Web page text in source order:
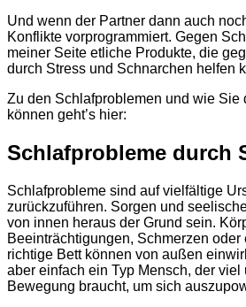
Und wenn der Partner dann auch
Konflikte vorprogrammiert. Gegen
meiner Seite etliche Produkte, die
durch Stress und Schnarchen helfen
Zu den Schlafproblemen und wie Sie
können geht’s hier:
Schlafprobleme durch
Schlafprobleme sind auf vielfältige
zurückzuführen. Sorgen und
von innen heraus der Grund sein.
Beeinträchtigungen, Schmerzen oder
richtige Bett können von außen
aber einfach ein Typ Mensch, der
Bewegung braucht, um sich